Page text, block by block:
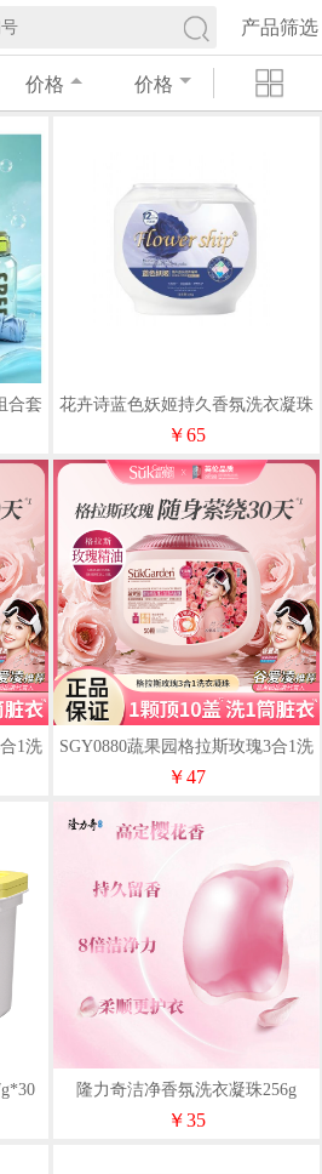
产品筛选
价格 价格
合套
花卉诗蓝色妖姬持久香氛洗衣凝珠
12g*50颗/600g
￥65
1洗
SGY0880蔬果园格拉斯玫瑰3合1洗
衣凝珠10g*50颗
￥47
隆力奇洁净香氛洗衣凝珠256g
￥35